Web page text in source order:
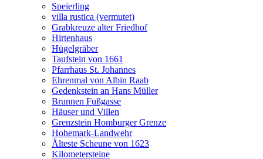
Speierling
villa rustica (vermutet)
Grabkreuze alter Friedhof
Hirtenhaus
Hügelgräber
Taufstein von 1661
Pfarrhaus St. Johannes
Ehrenmal von Albin Raab
Gedenkstein an Hans Müller
Brunnen Fußgasse
Häuser und Villen
Grenzstein Homburger Grenze
Hohemark-Landwehr
Älteste Scheune von 1623
Kilometersteine